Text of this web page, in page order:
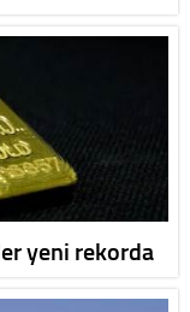
yeni rekorda